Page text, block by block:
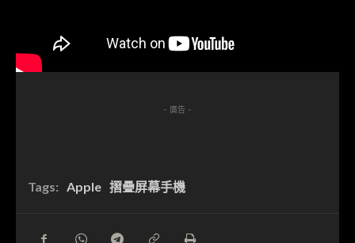
- 廣告 -
Tags: Apple 摺疊屏幕手機